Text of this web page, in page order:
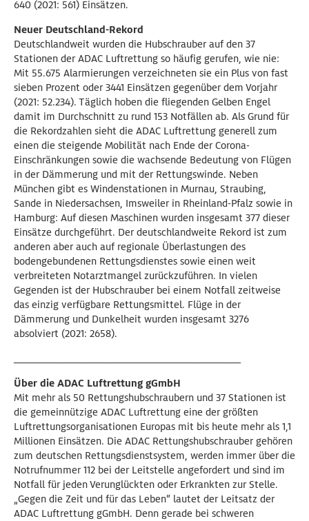
640 (2021: 561) Einsätzen.
Neuer Deutschland-Rekord
Deutschlandweit wurden die Hubschrauber auf den 37
Stationen der ADAC Luftrettung so häufig gerufen, wie nie:
Mit 55.675 Alarmierungen verzeichneten sie ein Plus von fast
sieben Prozent oder 3441 Einsätzen gegenüber dem Vorjahr
(2021: 52.234). Täglich hoben die fliegenden Gelben Engel
damit im Durchschnitt zu rund 153 Notfällen ab. Als Grund für
die Rekordzahlen sieht die ADAC Luftrettung generell zum
einen die steigende Mobilität nach Ende der Corona-
Einschränkungen sowie die wachsende Bedeutung von Flügen
in der Dämmerung und mit der Rettungswinde. Neben
München gibt es Windenstationen in Murnau, Straubing,
Sande in Niedersachsen, Imsweiler in Rheinland-Pfalz sowie in
Hamburg: Auf diesen Maschinen wurden insgesamt 377 dieser
Einsätze durchgeführt. Der deutschlandweite Rekord ist zum
anderen aber auch auf regionale Überlastungen des
bodengebundenen Rettungsdienstes sowie einen weit
verbreiteten Notarztmangel zurückzuführen. In vielen
Gegenden ist der Hubschrauber bei einem Notfall zeitweise
das einzig verfügbare Rettungsmittel. Flüge in der
Dämmerung und Dunkelheit wurden insgesamt 3276
absolviert (2021: 2658).
Über die ADAC Luftrettung gGmbH
Mit mehr als 50 Rettungshubschraubern und 37 Stationen ist
die gemeinnützige ADAC Luftrettung eine der größten
Luftrettungsorganisationen Europas mit bis heute mehr als 1,1
Millionen Einsätzen. Die ADAC Rettungshubschrauber gehören
zum deutschen Rettungsdienstsystem, werden immer über die
Notrufnummer 112 bei der Leitstelle angefordert und sind im
Notfall für jeden Verunglückten oder Erkrankten zur Stelle.
„Gegen die Zeit und für das Leben“ lautet der Leitsatz der
ADAC Luftrettung gGmbH. Denn gerade bei schweren